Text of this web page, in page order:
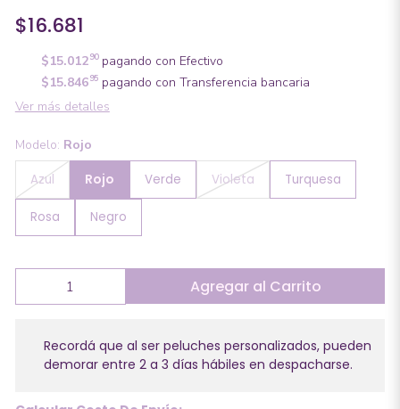
$16.681
$15.01290pagando con Efectivo
$15.84695pagando con Transferencia bancaria
Ver más detalles
Modelo: Rojo
Azul Rojo Verde Violeta Turquesa
Rosa Negro
Agregar al Carrito
Recordá que al ser peluches personalizados, pueden
demorar entre 2 a 3 días hábiles en despacharse.